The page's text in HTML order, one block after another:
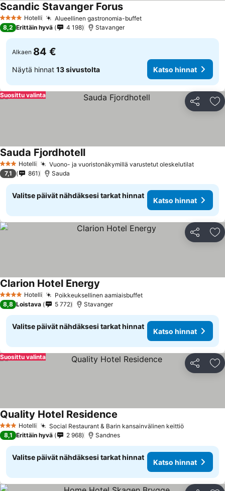
4 Tähtiluokitus
Hotelli Alueellinen gastronomia-buffetKatso hinnat
Scandic Stavanger ForusKatso hinnat
8,2 Erittäin hyvä 4 198 Stavanger
Alkaen 84 €
Näytä hinnat 13 sivustolta Katso hinnat
Jaa
Suosittu valinta
3 Tähtiluokitus
Hotelli Vuono- ja vuoristonäkymillä varustetut oleskelutilatKatso
Sauda FjordhotellKatso hinnat
7,1 861 Sauda
Valitse päivät nähdäksesi tarkat hinnat
Katso hinnat
Jaa
4 Tähtiluokitus
Hotelli Poikkeuksellinen aamiaisbuffetKatso hinnat
Clarion Hotel Energy
8,8 Loistava 5 772 Stavanger
Valitse päivät nähdäksesi tarkat hinnat
Katso hinnat
Jaa
Suosittu valinta
3 Tähtiluokitus
Hotelli Social Restaurant & Barin kansainvälinen keittiöKatso
Quality Hotel Residence
8,1 Erittäin hyvä 2 968 Sandnes
Valitse päivät nähdäksesi tarkat hinnat
Katso hinnat